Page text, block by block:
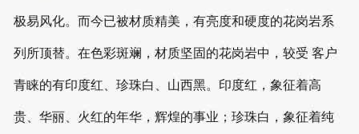
产品应用
工程案例
极易风化。而今已被材质精美，有亮度和硬度的花岗岩系
列所顶替。在色彩斑斓，材质坚固的花岗岩中，较受 客户
青睐的有印度红、珍珠白、山西黑。印度红，象征着高
贵、华丽、火红的年华，辉煌的事业；珍珠白，象征着纯